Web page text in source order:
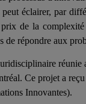
éclairer, par
de la
de répondre aux
Ce projet a
Innovantes).